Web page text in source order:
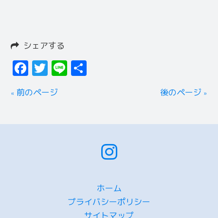
シェアする
Facebook
Twitter
Line
« 前のページ 後のページ »
ホーム
プライバシーポリシー